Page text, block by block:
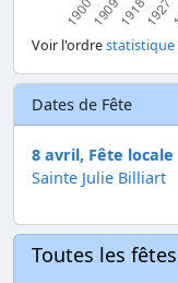
Voir l'ordrestatistique
Dates de Fête
8 avril, Fête locale
Sainte Julie Billiart
Toutes les